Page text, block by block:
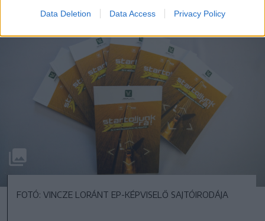
Data Deletion Data Access Privacy Policy
FOTÓ: VINCZE LORÁNT EP-KÉPVISELŐ SAJTÓIRODÁJA